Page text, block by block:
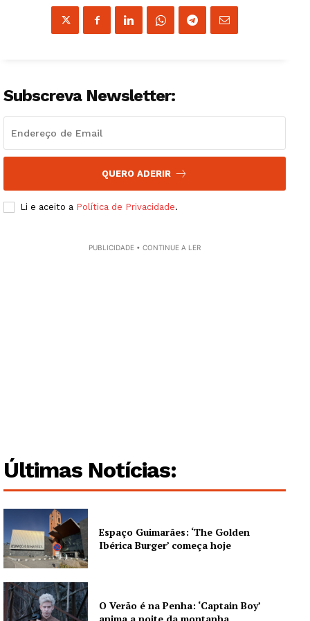
Subscreva Newsletter:
QUERO ADERIR
Li e aceito a Política de Privacidade.
PUBLICIDADE • CONTINUE A LER
Últimas Notícias:
Espaço Guimarães: ‘The Golden
Ibérica Burger’ começa hoje
O Verão é na Penha: ‘Captain Boy’